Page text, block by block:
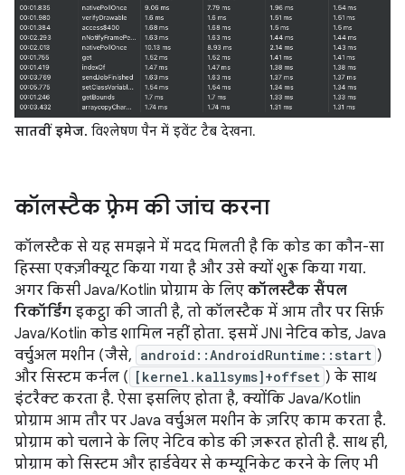
सातवीं इमेज. विश्लेषण पैन में इवेंट टैब देखना.
कॉलस्टैक फ़्रेम की जांच करना
कॉलस्टैक से यह समझने में मदद मिलती है कि कोड का कौन-सा
हिस्सा एक्ज़ीक्यूट किया गया है और उसे क्यों शुरू किया गया.
अगर किसी Java/Kotlin प्रोग्राम के लिए कॉलस्टैक सैंपल
रिकॉर्डिंग इकट्ठा की जाती है, तो कॉलस्टैक में आम तौर पर सिर्फ़
Java/Kotlin कोड शामिल नहीं होता. इसमें JNI नेटिव कोड, Java
वर्चुअल मशीन (जैसे, android::AndroidRuntime::start )
और सिस्टम कर्नल ( [kernel.kallsyms]+offset ) के साथ
इंटरैक्ट करता है. ऐसा इसलिए होता है, क्योंकि Java/Kotlin
प्रोग्राम आम तौर पर Java वर्चुअल मशीन के ज़रिए काम करता है.
प्रोग्राम को चलाने के लिए नेटिव कोड की ज़रूरत होती है. साथ ही,
प्रोग्राम को सिस्टम और हार्डवेयर से कम्यूनिकेट करने के लिए भी